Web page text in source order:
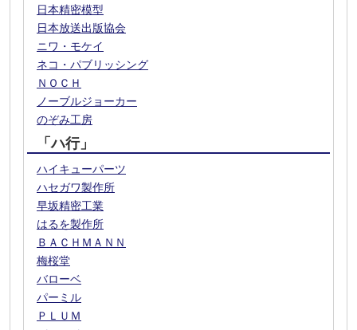
日本精密模型
日本放送出版協会
ニワ・モケイ
ネコ・パブリッシング
ＮＯＣＨ
ノーブルジョーカー
のぞみ工房
「ハ行」
ハイキューパーツ
ハセガワ製作所
早坂精密工業
はるを製作所
ＢＡＣＨＭＡＮＮ
梅桜堂
バローベ
パーミル
ＰＬＵＭ